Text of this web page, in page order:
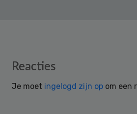
Reader
Reacties
Je moet ingelogd zijn op om een